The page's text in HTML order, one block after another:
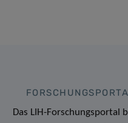
Das LIH-Forschungsportal